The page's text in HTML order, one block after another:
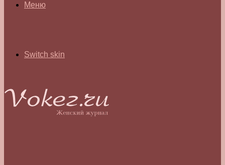
Меню
Switch skin